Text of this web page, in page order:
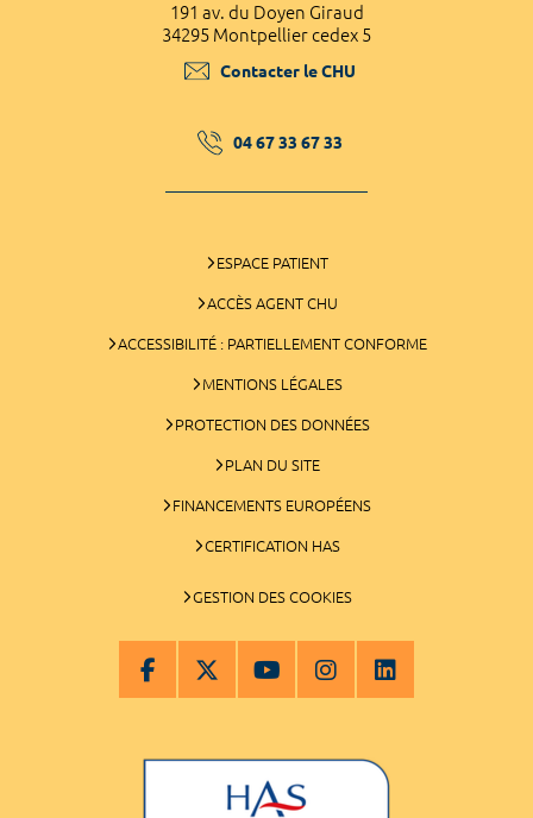
191 av. du Doyen Giraud
34295 Montpellier cedex 5
Contacter le CHU
04 67 33 67 33
ESPACE PATIENT
ACCÈS AGENT CHU
ACCESSIBILITÉ : PARTIELLEMENT CONFORME
MENTIONS LÉGALES
PROTECTION DES DONNÉES
PLAN DU SITE
FINANCEMENTS EUROPÉENS
CERTIFICATION HAS
GESTION DES COOKIES